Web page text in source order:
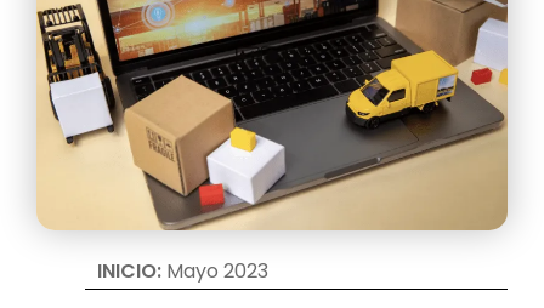
INICIO: Mayo 2023